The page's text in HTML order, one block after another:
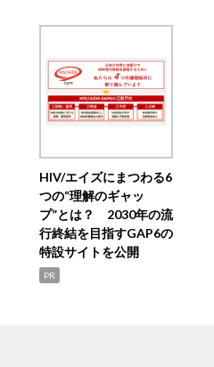
HIV/エイズにまつわる6
つの“理解のギャッ
プ”とは？ 2030年の流
行終結を目指すGAP6の
特設サイトを公開
PR